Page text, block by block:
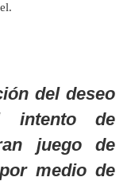
del deseo
intento de
juego de
medio de